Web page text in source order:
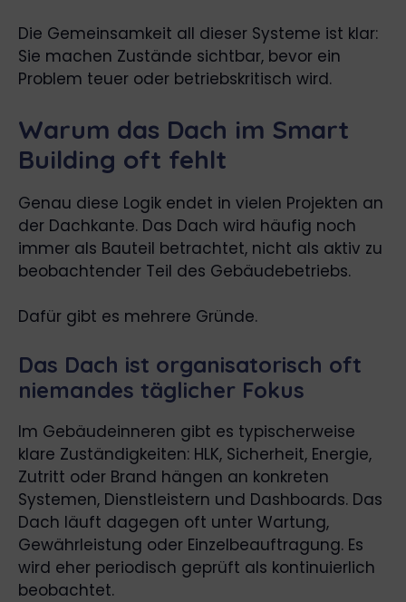
Die Gemeinsamkeit all dieser Systeme ist klar:
Sie machen Zustände sichtbar, bevor ein
Problem teuer oder betriebskritisch wird.
Warum das Dach im Smart
Building oft fehlt
Genau diese Logik endet in vielen Projekten an
der Dachkante. Das Dach wird häufig noch
immer als Bauteil betrachtet, nicht als aktiv zu
beobachtender Teil des Gebäudebetriebs.
Dafür gibt es mehrere Gründe.
Das Dach ist organisatorisch oft
niemandes täglicher Fokus
Im Gebäudeinneren gibt es typischerweise
klare Zuständigkeiten: HLK, Sicherheit, Energie,
Zutritt oder Brand hängen an konkreten
Systemen, Dienstleistern und Dashboards. Das
Dach läuft dagegen oft unter Wartung,
Gewährleistung oder Einzelbeauftragung. Es
wird eher periodisch geprüft als kontinuierlich
beobachtet.